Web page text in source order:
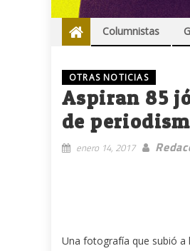
Columnistas
OTRAS NOTICIAS
Aspiran 85
de
enero 14, 2017
Una fotografía que subió a